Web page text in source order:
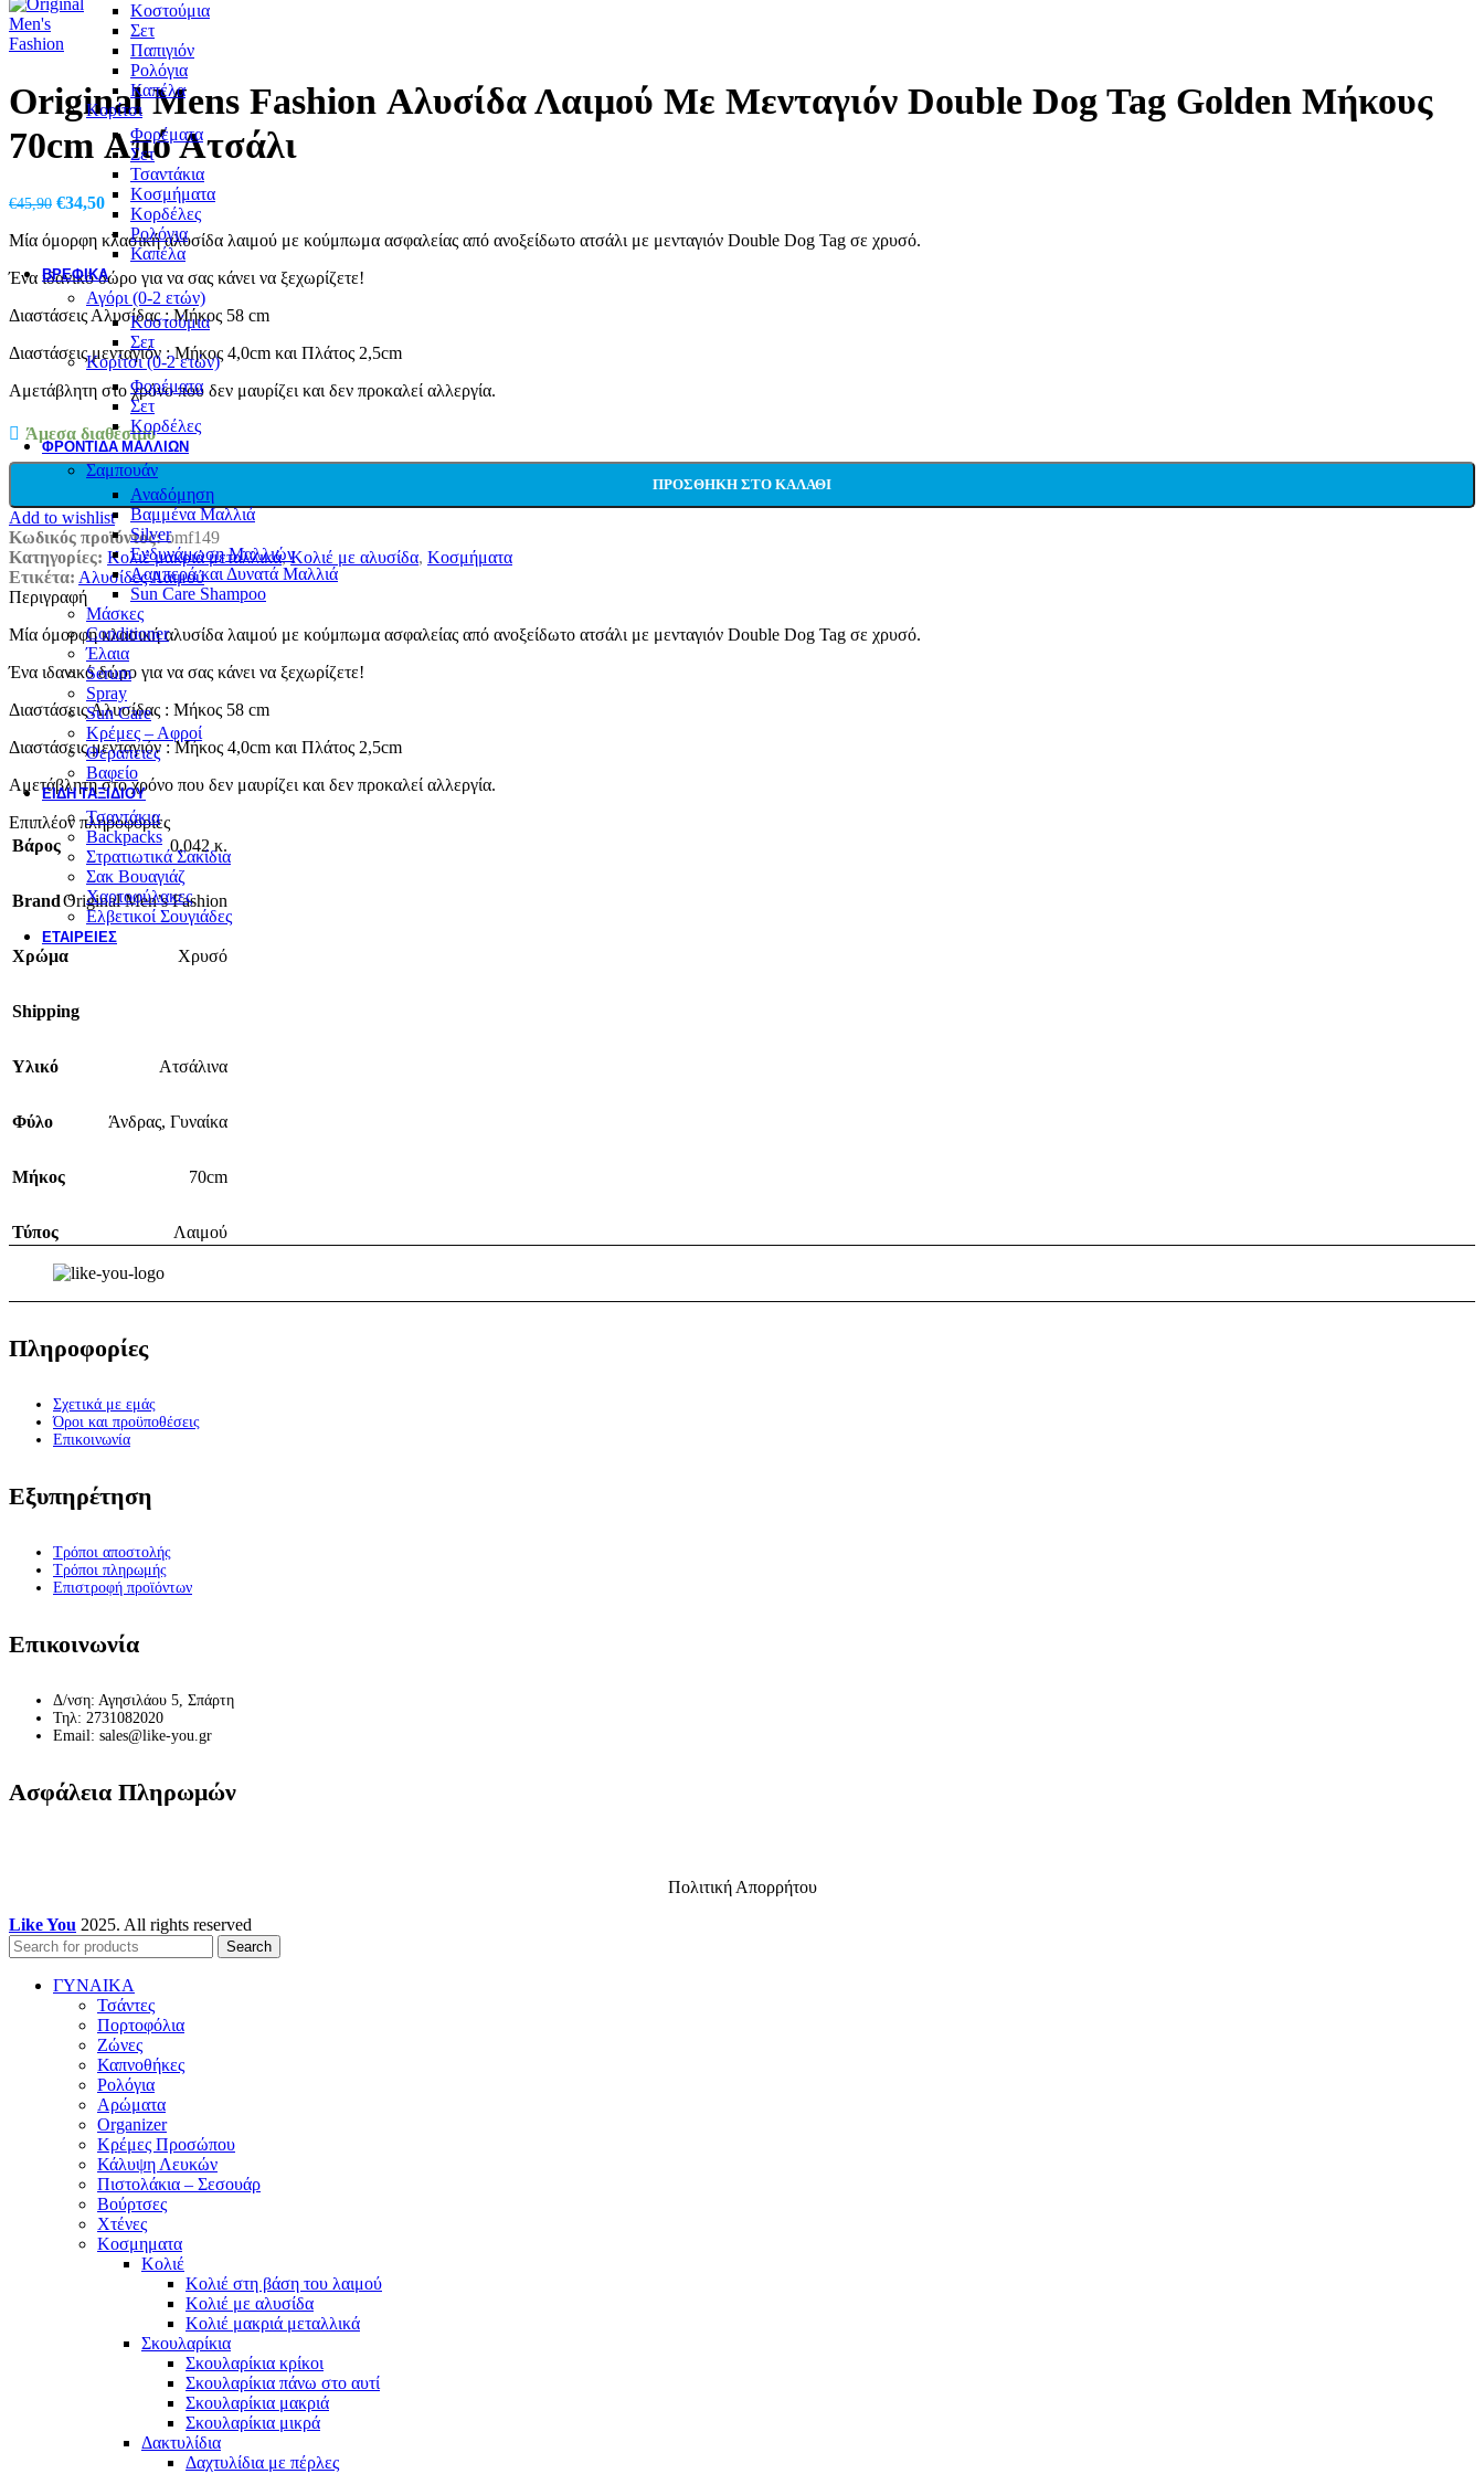
Κοστούμια
Σετ
Παπιγιόν
Ρολόγια
Καπέλα
Κορίτσι
Φορέματα
Σετ
Τσαντάκια
Κοσμήματα
Κορδέλες
Ρολόγια
Καπέλα
ΒΡΕΦΙΚΆ
Αγόρι (0-2 ετών)
Κοστούμια
Σετ
Κορίτσι (0-2 ετών)
Φορέματα
Σετ
Κορδέλες
ΦΡΟΝΤΙΔΑ ΜΑΛΛΙΩΝ
Σαμπουάν
Αναδόμηση
Βαμμένα Μαλλιά
Silver
Ενδυνάμωση Μαλλιών
Λαμπερά και Δυνατά Μαλλιά
Sun Care Shampoo
Μάσκες
Conditioner
Έλαια
Serum
Spray
Sun Care
Κρέμες – Αφροί
Θεραπειες
Βαφείο
ΕΊΔΗ ΤΑΞΙΔΙΟΎ
Τσαντάκια
Backpacks
Στρατιωτικά Σακίδια
Σακ Βουαγιάζ
Χαρτοφύλακες
Ελβετικοί Σουγιάδες
ΕΤΑΙΡΕΊΕΣ
Original Mens Fashion Αλυσίδα Λαιμού Με Μενταγιόν Double Dog Tag Golden Μήκους
70cm Από Ατσάλι
€45,90 Original
was:
€34,50Η
τρέχουσα
τιμή
είναι:
€34,50.
Μία όμορφη κλασική αλυσίδα λαιμού με κούμπωμα ασφαλείας από ανοξείδωτο ατσάλι με μενταγιόν Double Dog Tag σε χρυσό.
Ένα ιδανικό δώρο για να σας κάνει να ξεχωρίζετε!
Διαστάσεις Αλυσίδας : Μήκος 58 cm
Διαστάσεις μενταγιόν : Μήκος 4,0cm και Πλάτος 2,5cm
Αμετάβλητη στο χρόνο που δεν μαυρίζει και δεν προκαλεί αλλεργία.
Άμεσα διαθέσιμο
ΠΡΟΣΘΉΚΗ ΣΤΟ ΚΑΛΆΘΙ
Add to wishlist
Κωδικός προϊόντος:omf149
Κατηγορίες: Κολιέ μακριά μεταλλικά, Κολιέ με αλυσίδα, Κοσμήματα
Ετικέτα: Αλυσίδες Λαιμού
Περιγραφή
Μία όμορφη κλασική αλυσίδα λαιμού με κούμπωμα ασφαλείας από ανοξείδωτο ατσάλι με μενταγιόν Double Dog Tag σε χρυσό.
Ένα ιδανικό δώρο για να σας κάνει να ξεχωρίζετε!
Διαστάσεις Αλυσίδας : Μήκος 58 cm
Διαστάσεις μενταγιόν : Μήκος 4,0cm και Πλάτος 2,5cm
Αμετάβλητη στο χρόνο που δεν μαυρίζει και δεν προκαλεί αλλεργία.
Επιπλέον πληροφορίες
Βάρος
0,042 κ.
BrandOriginal Men’s Fashion
Χρώμα Χρυσό
Shipping
Υλικό Ατσάλινα
Φύλο Άνδρας, Γυναίκα
Μήκος 70cm
Τύπος Λαιμού
Πληροφορίες
Σχετικά με εμάς
Όροι και προϋποθέσεις
Επικοινωνία
Εξυπηρέτηση
Τρόποι αποστολής
Τρόποι πληρωμής
Επιστροφή προϊόντων
Επικοινωνία
Δ/νση: Αγησιλάου 5, Σπάρτη
Τηλ: 2731082020
Email: sales@like-you.gr
Ασφάλεια Πληρωμών
Πολιτική Απορρήτου
Like You 2025. All rights reserved
Search
ΓΥΝΑΙΚΑ
Τσάντες
Πορτοφόλια
Ζώνες
Καπνοθήκες
Ρολόγια
Αρώματα
Organizer
Κρέμες Προσώπου
Κάλυψη Λευκών
Πιστολάκια – Σεσουάρ
Βούρτσες
Χτένες
Κοσμηματα
Κολιέ
Κολιέ στη βάση του λαιμού
Κολιέ με αλυσίδα
Κολιέ μακριά μεταλλικά
Σκουλαρίκια
Σκουλαρίκια κρίκοι
Σκουλαρίκια πάνω στο αυτί
Σκουλαρίκια μακριά
Σκουλαρίκια μικρά
Δακτυλίδια
Δαχτυλίδια με πέρλες